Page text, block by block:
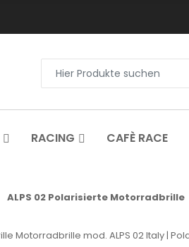
RACING CAFÈ RACE
ALPS 02 Polarisierte Motorradbrille